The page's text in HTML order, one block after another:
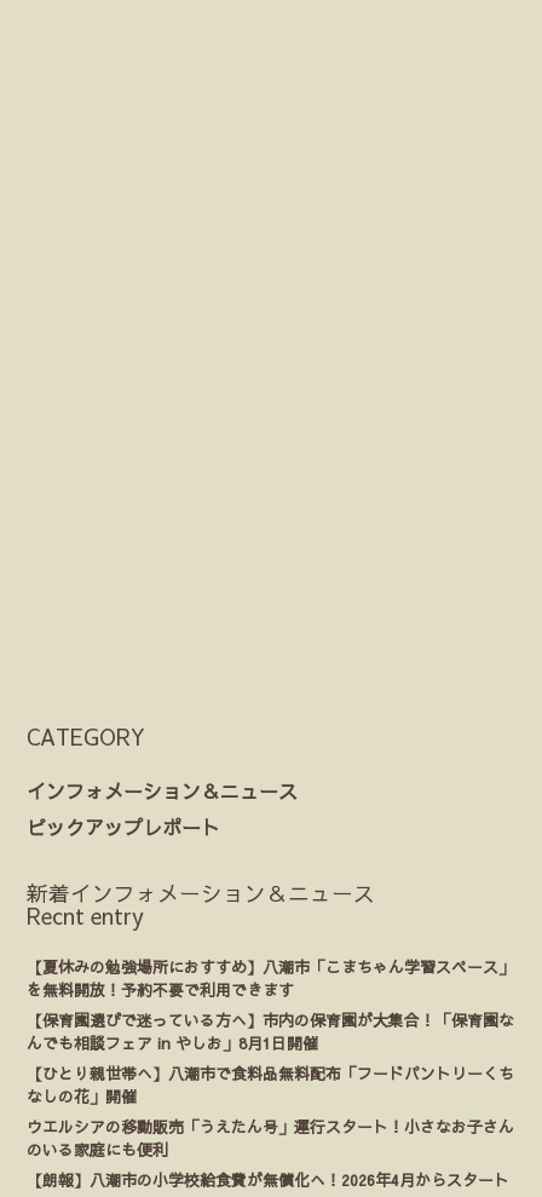
CATEGORY
インフォメーション＆ニュース
ピックアップレポート
新着インフォメーション＆ニュース
Recnt entry
【夏休みの勉強場所におすすめ】八潮市「こまちゃん学習スペース」
を無料開放！予約不要で利用できます
【保育園選びで迷っている方へ】市内の保育園が大集合！「保育園な
んでも相談フェア in やしお」8月1日開催
【ひとり親世帯へ】八潮市で食料品無料配布「フードパントリーくち
なしの花」開催
ウエルシアの移動販売「うえたん号」運行スタート！小さなお子さん
のいる家庭にも便利
【朗報】八潮市の小学校給食費が無償化へ！2026年4月からスタート